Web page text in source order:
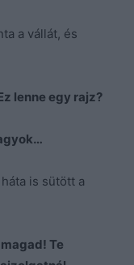
a vállát, és
lenne egy rajz?
is sütött a
Te